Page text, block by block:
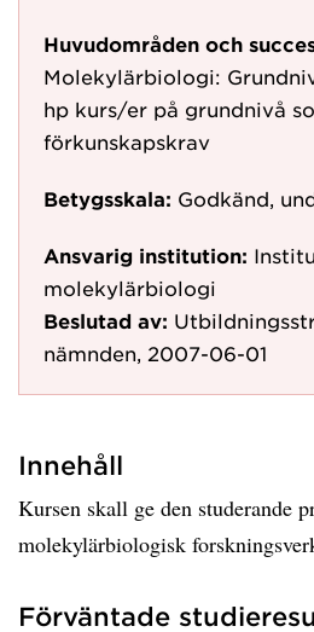
Huvudområden och
Molekylärbiologi:
hp kurs/er på grundnivå
förkunskapskrav
Betygsskala: Godkänd,
Ansvarig institution:
molekylärbiologi
Beslutad av:
nämnden, 2007-06-01
Innehåll
Kursen skall ge den studerande
molekylärbiologisk
Förväntade